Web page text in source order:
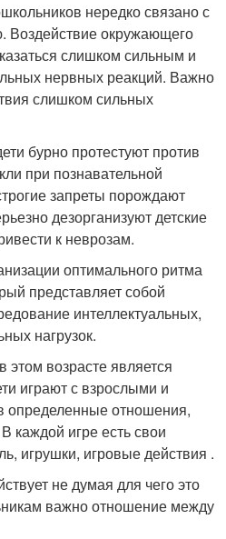
нередко связано с
окружающего
слишком сильным и
нервных реакций. Важно
слишком сильных
бурно протестуют против
при познавательной
запреты порождают
дезорганизуют детские
к неврозам.
оптимального ритма
представляет собой
интеллектуальных,
нагрузок.
возрасте является
играют с взрослыми и
определенные отношения,
каждой игре есть свои
игрушки, игровые действия .
не думая для чего это
важно отношение между